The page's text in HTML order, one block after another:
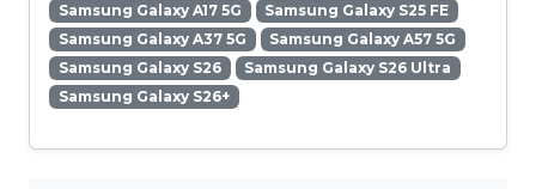
Samsung Galaxy A17 5G
Samsung Galaxy S25 FE
Samsung Galaxy A37 5G
Samsung Galaxy A57 5G
Samsung Galaxy S26
Samsung Galaxy S26 Ultra
Samsung Galaxy S26+